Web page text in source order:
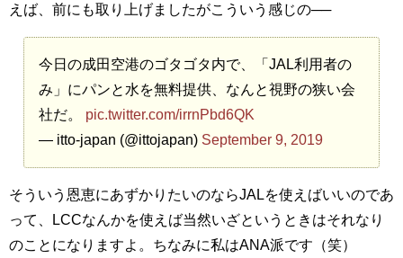
えば、前にも取り上げましたがこういう感じの──
今日の成田空港のゴタゴタ内で、「JAL利用者の
み」にパンと水を無料提供、なんと視野の狭い会
社だ。 pic.twitter.com/irrnPbd6QK
— itto-japan (@ittojapan) September 9, 2019
そういう恩恵にあずかりたいのならJALを使えばいいのであ
って、LCCなんかを使えば当然いざというときはそれなり
のことになりますよ。ちなみに私はANA派です（笑）